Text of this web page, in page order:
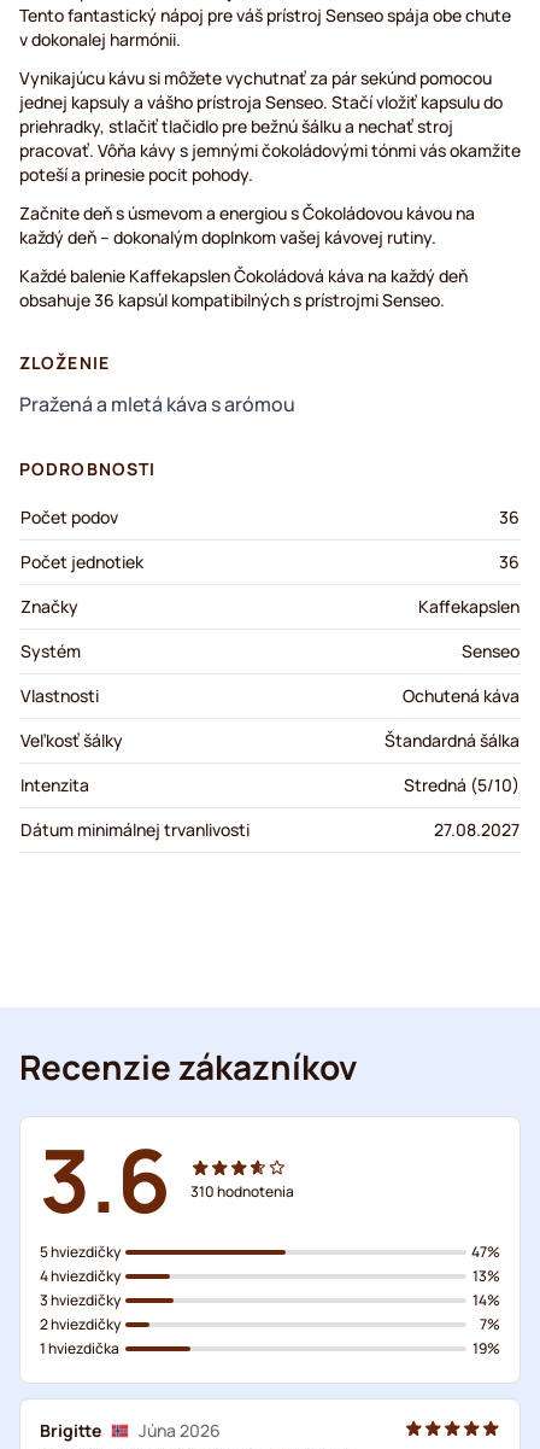
Tento fantastický nápoj pre váš prístroj Senseo spája obe chute
v dokonalej harmónii.
Vynikajúcu kávu si môžete vychutnať za pár sekúnd pomocou
jednej kapsuly a vášho prístroja Senseo. Stačí vložiť kapsulu do
priehradky, stlačiť tlačidlo pre bežnú šálku a nechať stroj
pracovať. Vôňa kávy s jemnými čokoládovými tónmi vás okamžite
poteší a prinesie pocit pohody.
Začnite deň s úsmevom a energiou s Čokoládovou kávou na
každý deň – dokonalým doplnkom vašej kávovej rutiny.
Každé balenie Kaffekapslen Čokoládová káva na každý deň
obsahuje 36 kapsúl kompatibilných s prístrojmi Senseo.
ZLOŽENIE
Pražená a mletá káva s arómou
PODROBNOSTI
Počet podov
36
Počet jednotiek
36
Značky
Kaffekapslen
Systém
Senseo
Vlastnosti
Ochutená káva
Veľkosť šálky
Štandardná šálka
Intenzita
Stredná (5/10)
Dátum minimálnej trvanlivosti
27.08.2027
Recenzie zákazníkov
3.6 310hodnotenia
5 hviezdičky
4 hviezdičky
3 hviezdičky
2 hviezdičky
1 hviezdička
47%
13%
14%
7%
19%
Brigitte
Júna 2026